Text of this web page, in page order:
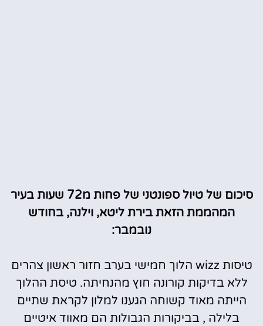
סיכום של טיול ספונטני של פחות מ72 שעות בעיר
המהממת הזאת בירת ליטא, וילנה, בחודש
נובמבר:
טיסות wizz הלוך חמישי בערב חזור ראשון צהרים
ללא בדיקות קורונה חוץ מהנחיתה. טיסת ההלוך
הייתה מאוד קשוחה הגענו למלון לקראת שתיים
בלילה , בביקורות הגבולות הם מאווד איטיים